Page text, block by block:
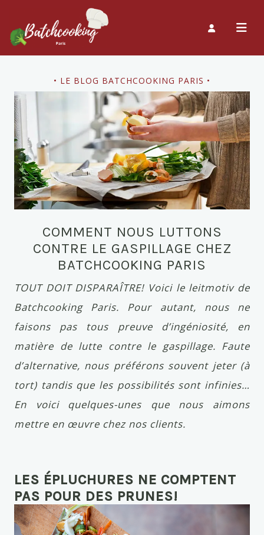
• LE BLOG BATCHCOOKING PARIS •
COMMENT NOUS LUTTONS
CONTRE LE GASPILLAGE CHEZ
BATCHCOOKING PARIS
TOUT DOIT DISPARAÎTRE! Voici le leitmotiv de
Batchcooking Paris. Pour autant, nous ne
faisons pas tous preuve d’ingéniosité, en
matière de lutte contre le gaspillage. Faute
d’alternative, nous préférons souvent jeter (à
tort) tandis que les possibilités sont infinies…
En voici quelques-unes que nous aimons
mettre en œuvre chez nos clients.
LES ÉPLUCHURES NE COMPTENT
PAS POUR DES PRUNES!